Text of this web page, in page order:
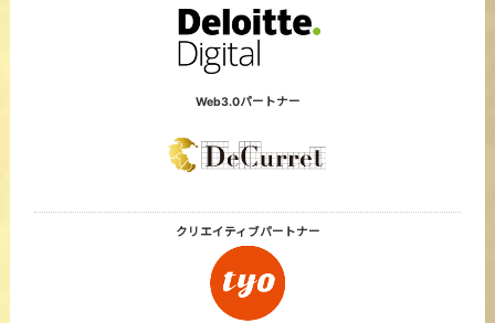
Web3.0パートナー
クリエイティブパートナー